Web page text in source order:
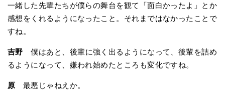
一緒した先輩たちが僕らの舞台を観て「面白かったよ」とか
感想をくれるようになったこと。それまではなかったことで
すね。
吉野 僕はあと、後輩に強く出るようになって、後輩を詰め
るようになって、嫌われ始めたところも変化ですね。
原 最悪じゃねえか。